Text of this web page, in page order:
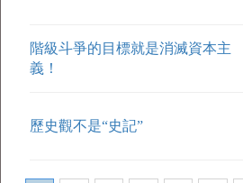
階級斗爭的目標就是消滅資本主
義！
歷史觀不是“史記”